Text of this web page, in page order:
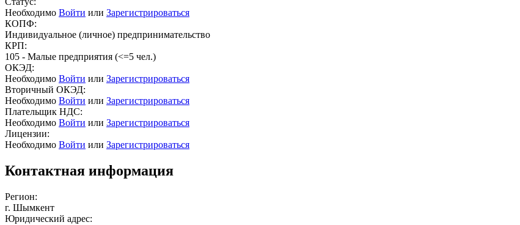
Необходимо Войти или Зарегистрироваться
КОПФ:
Индивидуальное (личное) предпринимательство
КРП:
105 - Малые предприятия (<=5 чел.)
ОКЭД:
Необходимо Войти или Зарегистрироваться
Вторичный ОКЭД:
Необходимо Войти или Зарегистрироваться
Плательщик НДС:
Необходимо Войти или Зарегистрироваться
Лицензии:
Необходимо Войти или Зарегистрироваться
Контактная информация
Регион:
г. Шымкент
Юридический адрес: